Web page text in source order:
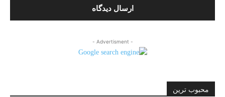
- Advertisment -
محبوب ترین